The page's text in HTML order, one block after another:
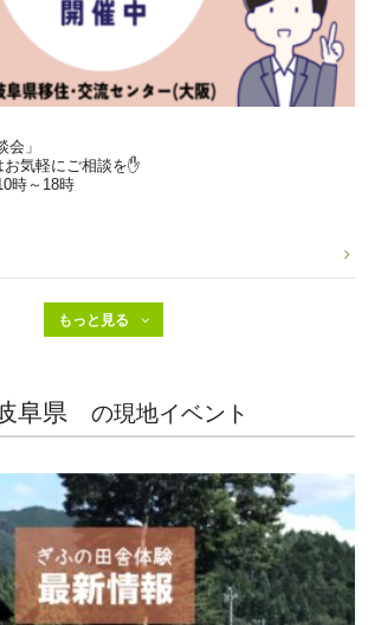
会」
気軽にご相談を✋
時～18時
阜県 の現地イベント